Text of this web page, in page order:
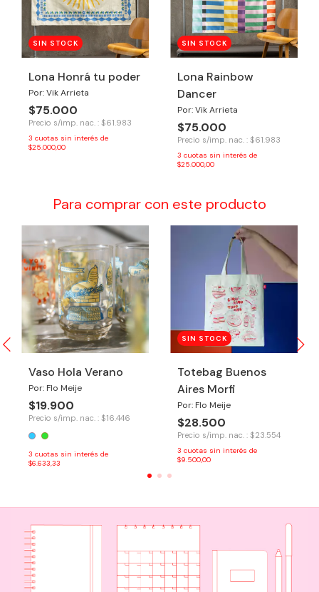
SIN STOCK
Lona Honrá tu poder
Por: Vik Arrieta
$75.000
Precio s/imp. nac. : $61.983
3 cuotas sin interés de
$25.000,00
SIN STOCK
Lona Rainbow
Dancer
Por: Vik Arrieta
$75.000
Precio s/imp. nac. : $61.983
3 cuotas sin interés de
$25.000,00
Para comprar con este producto
Vaso Hola Verano
Por: Flo Meije
$19.900
Precio s/imp. nac. : $16.446
3 cuotas sin interés de
$6.633,33
SIN STOCK
Totebag Buenos
Aires Morfi
Por: Flo Meije
$28.500
Precio s/imp. nac. : $23.554
3 cuotas sin interés de
$9.500,00